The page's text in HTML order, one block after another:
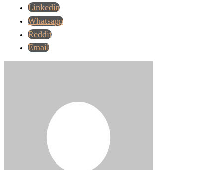
Linkedin
Whatsapp
Reddit
Email